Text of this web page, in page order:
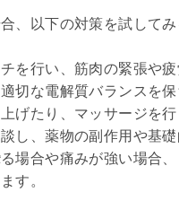
、以下の対策を試して
を行い、筋肉の緊張や疲
切な電解質バランスを保
げたり、マッサージを行
し、薬物の副作用や基
場合や痛みが強い場合
す。